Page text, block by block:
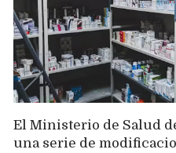
El Ministerio de Salud
una serie de